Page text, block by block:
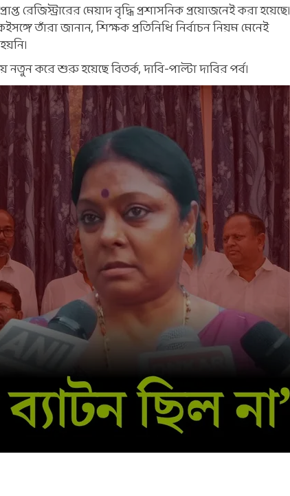
মেয়াদ বৃদ্ধি প্রশাসনিক প্রয়োজনেই করা হয়েছে।
তাঁরা জানান, শিক্ষক প্রতিনিধি নির্বাচন নিয়ম মেনেই
নতুন করে শুরু হয়েছে বিতর্ক, দাবি-পাল্টা দাবির পর্ব।